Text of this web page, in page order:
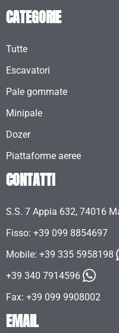
CATEGORIE
Tutte
Escavatori
Pale gommate
Minipale
Dozer
Piattaforme aeree
CONTATTI
S.S. 7 Appia 632, 74016
Fisso: +39 099 8854697
Mobile: +39 335 5958198
+39 340 7914596
Fax: +39 099 9908002
EMAIL